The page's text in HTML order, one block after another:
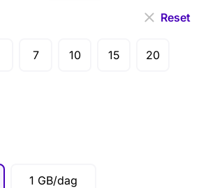
7 10 15 20
1 GB/dag
Reset